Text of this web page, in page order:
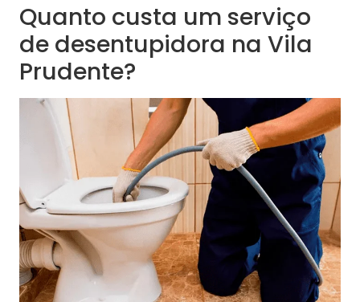
Quanto custa um serviço
de desentupidora na Vila
Prudente?